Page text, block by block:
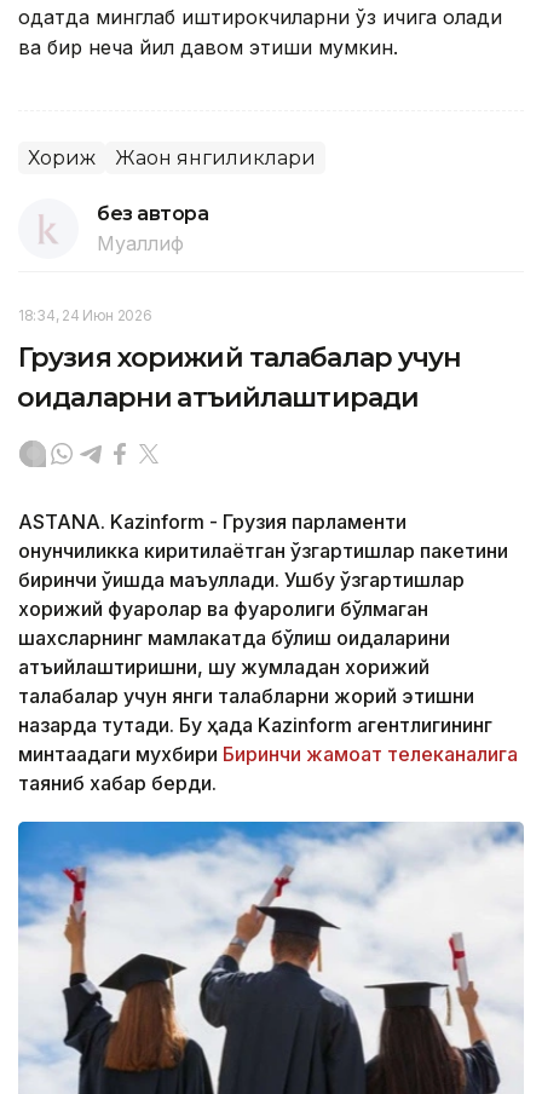
одатда минглаб иштирокчиларни ўз ичига олади
ва бир неча йил давом этиши мумкин.
Хориж Жаҳон янгиликлари
без автора
Муаллиф
18:34, 24 Июн 2026
Грузия хорижий талабалар учун
қоидаларни қатъийлаштиради
ASTANA. Kazinform - Грузия парламенти
қонунчиликка киритилаётган ўзгартишлар пакетини
биринчи ўқишда маъқуллади. Ушбу ўзгартишлар
хорижий фуқаролар ва фуқаролиги бўлмаган
шахсларнинг мамлакатда бўлиш қоидаларини
қатъийлаштиришни, шу жумладан хорижий
талабалар учун янги талабларни жорий этишни
назарда тутади. Бу ҳақда Kazinform агентлигининг
минтақадаги мухбири Биринчи жамоат телеканалига
таяниб хабар берди.